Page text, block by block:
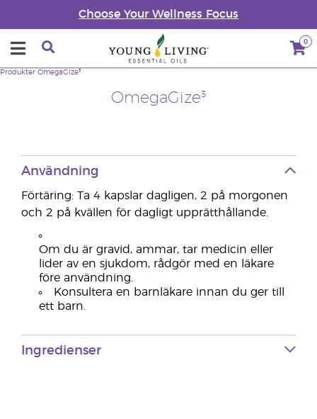
Choose Your Wellness Focus
0
OmegaGize³
Produkter OmegaGize³
Användning
Förtäring: Ta 4 kapslar dagligen, 2 på morgonen
och 2 på kvällen för dagligt upprätthållande.
Om du är gravid, ammar, tar medicin eller
lider av en sjukdom, rådgör med en läkare
före användning.
Konsultera en barnläkare innan du ger till
ett barn.
Ingredienser